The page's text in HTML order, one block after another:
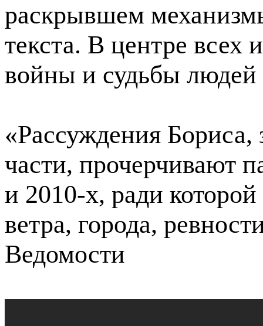
раскрывшем
текста. В центре всех
войны и судьбы людей
«Рассуждения
части, прочерчивают
и 2010-х, ради
ветра, города,
Ведомости